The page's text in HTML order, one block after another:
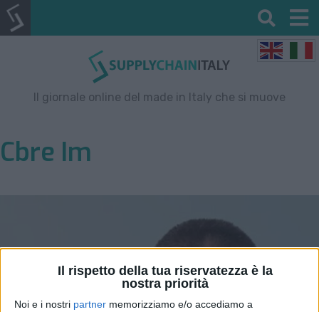
Il rispetto della tua riservatezza è la
nostra priorità
Noi e i nostri partner memorizziamo e/o accediamo a
Il giornale online del made in Italy che si muove
Cbre Im